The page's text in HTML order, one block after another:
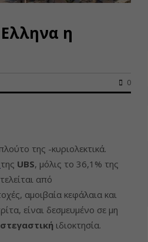
η
0
της -κυριολεκτικά.
της UBS, μόλις το 36,1% της
από
αμοιβαία κεφάλαια και
είναι δεσμευμένο σε μη
στεγαστική ιδιοκτησία.